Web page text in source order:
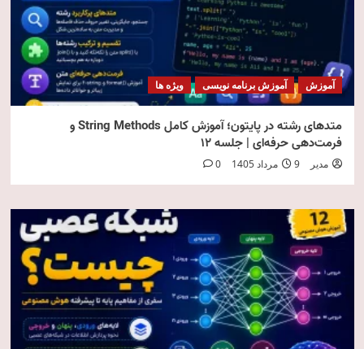
آموزش آموزش برنامه نویسی ویژه ها
متدهای رشته در پایتون؛ آموزش کامل String Methods و
فرمت‌دهی حرفه‌ای | جلسه ۱۲
مدیر 9 مرداد 1405 0